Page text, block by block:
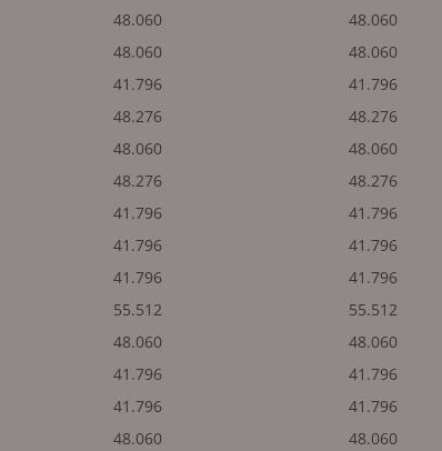
48.060
48.060
48.060
48.060
41.796
41.796
48.276
48.276
48.060
48.060
48.276
48.276
41.796
41.796
41.796
41.796
41.796
41.796
55.512
55.512
48.060
48.060
41.796
41.796
41.796
41.796
48.060
48.060